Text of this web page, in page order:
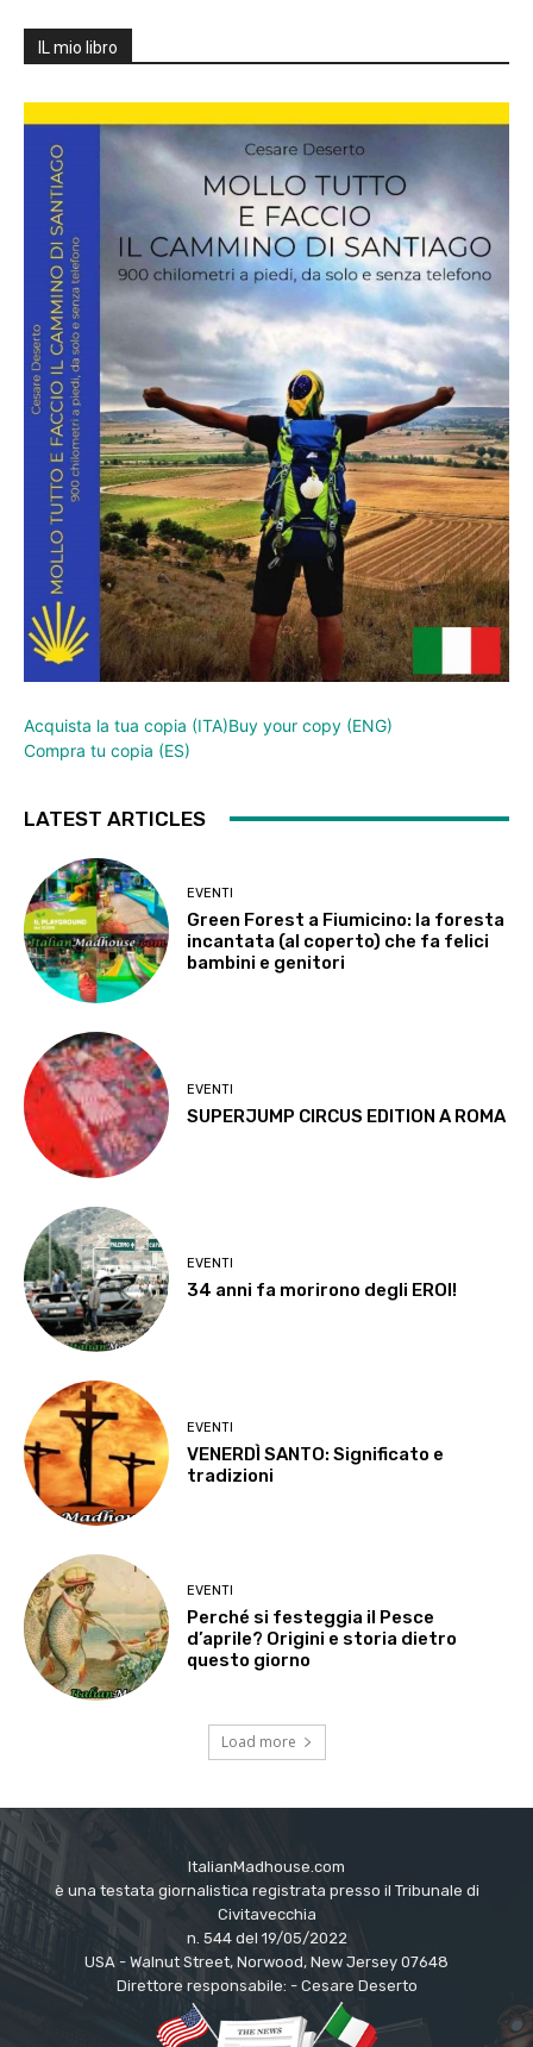
IL mio libro
Acquista la tua copia (ITA)Buy your copy (ENG)
Compra tu copia (ES)
LATEST ARTICLES
EVENTI
Green Forest a Fiumicino: la foresta
incantata (al coperto) che fa felici
bambini e genitori
EVENTI
SUPERJUMP CIRCUS EDITION A ROMA
EVENTI
34 anni fa morirono degli EROI!
EVENTI
VENERDÌ SANTO: Significato e
tradizioni
EVENTI
Perché si festeggia il Pesce
d’aprile? Origini e storia dietro
questo giorno
Load more
ItalianMadhouse.com
è una testata giornalistica registrata presso il Tribunale di
Civitavecchia
n. 544 del 19/05/2022
USA - Walnut Street, Norwood, New Jersey 07648
Direttore responsabile: - Cesare Deserto